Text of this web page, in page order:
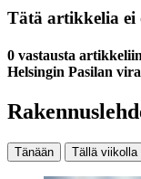
Tätä artikkelia ei
0 vastausta
Helsingin Pasilan
Tänään Tällä viikolla